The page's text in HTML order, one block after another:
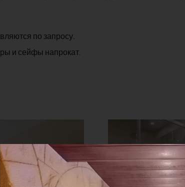
по запросу.
и сейфы напрокат.